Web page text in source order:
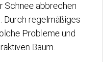
Schnee abbrechen
Durch regelmäßiges
Probleme und
Baum.